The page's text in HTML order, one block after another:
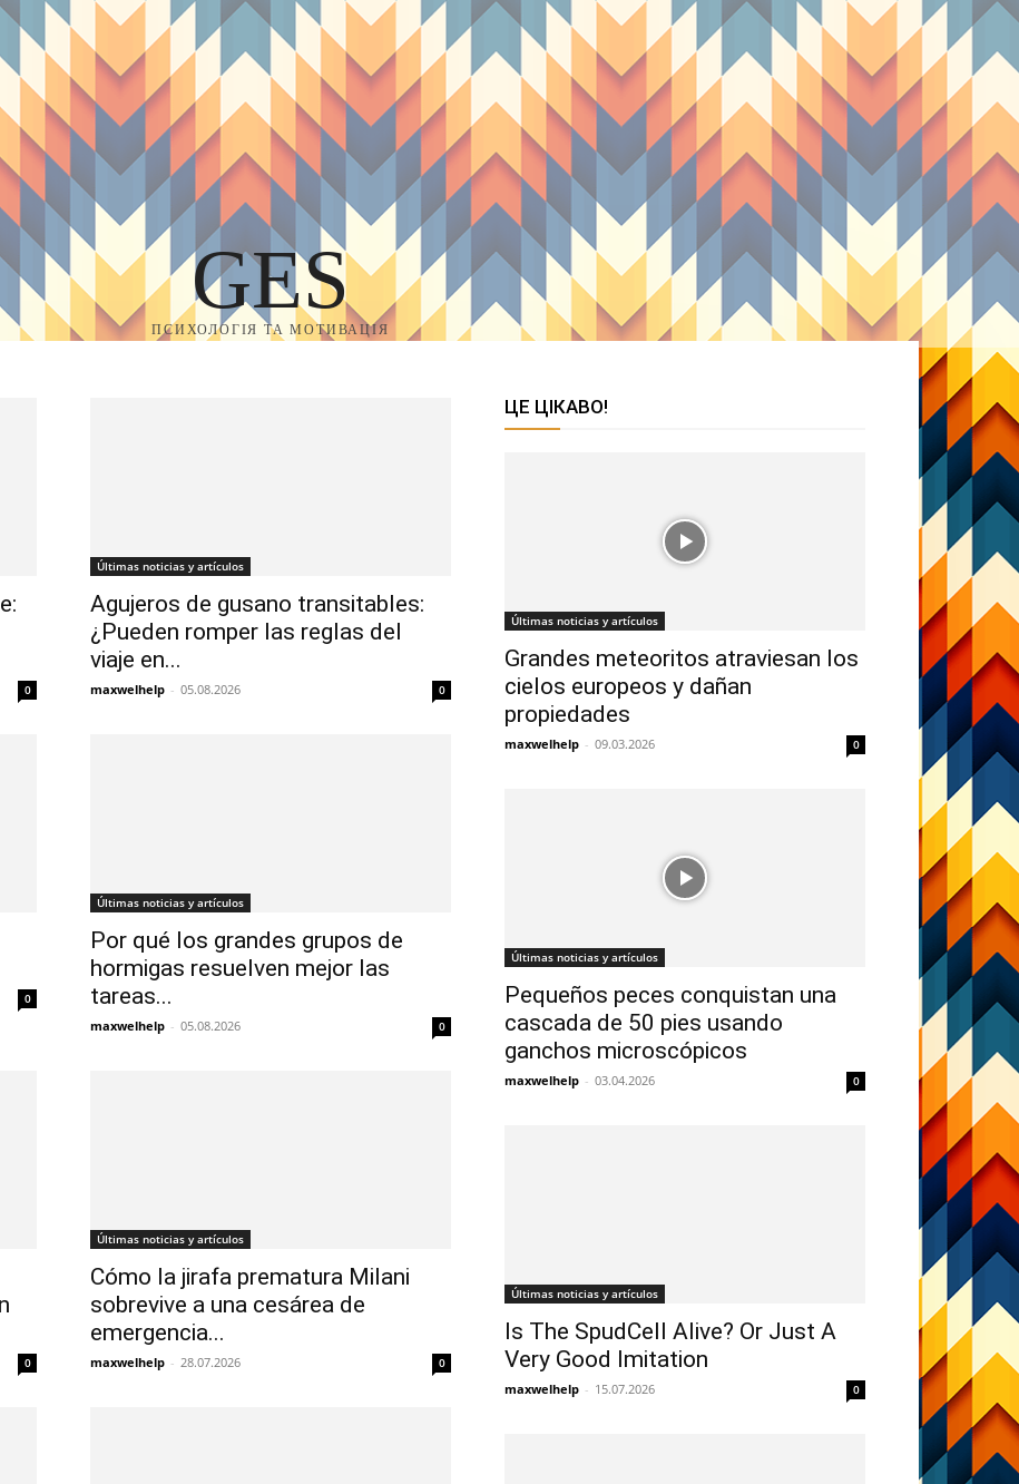
GES
ПСИХОЛОГІЯ ТА МОТИВАЦІЯ
0
Últimas noticias y artículos
Agujeros de gusano transitables:
¿Pueden romper las reglas del
viaje en...
maxwelhelp - 05.08.2026 0
0
Últimas noticias y artículos
Por qué los grandes grupos de
hormigas resuelven mejor las
tareas...
maxwelhelp - 05.08.2026 0
0
Últimas noticias y artículos
Cómo la jirafa prematura Milani
sobrevive a una cesárea de
emergencia...
maxwelhelp - 28.07.2026 0
ЦЕ ЦІКАВО!
Últimas noticias y artículos
Grandes meteoritos atraviesan los
cielos europeos y dañan
propiedades
maxwelhelp - 09.03.2026 0
Últimas noticias y artículos
Pequeños peces conquistan una
cascada de 50 pies usando
ganchos microscópicos
maxwelhelp - 03.04.2026 0
Últimas noticias y artículos
Is The SpudCell Alive? Or Just A
Very Good Imitation
maxwelhelp - 15.07.2026 0